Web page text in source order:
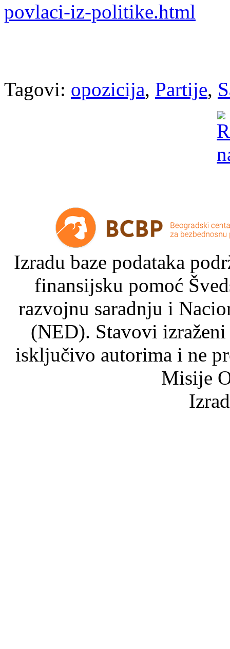
povlaci-iz-politike.html
Tagovi: opozicija, Partije,
Izradu baze podataka
finansijsku pomoć
razvojnu saradnju i
(NED). Stavovi
isključivo autorima i ne
Misije